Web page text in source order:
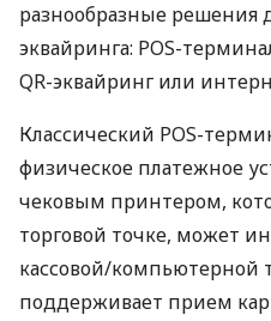
разнообразные решения
эквайринга: POS-
QR-эквайринг или
Классический POS-
физическое платежное
чековым принтером,
торговой точке, может
кассовой/компьютерной
поддерживает прием